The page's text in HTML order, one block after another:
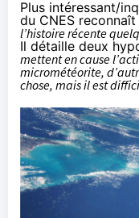
Plus intéressant/
du CNES reconnaît
l’histoire récente
Il détaille deux
mettent en cause
micrométéorite,
chose, mais il est